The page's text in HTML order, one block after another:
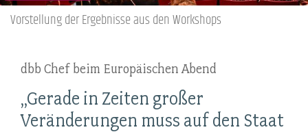
Vorstellung der Ergebnisse aus den Workshops
dbb Chef beim Europäischen Abend
„Gerade in Zeiten großer
Veränderungen muss auf den Staat